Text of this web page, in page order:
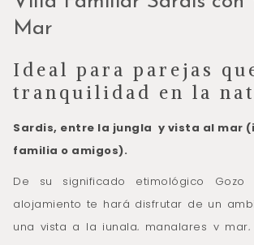
Mar
Ideal para parejas
tranquilidad en la
Sardis, entre la jungla y vista al mar
familia o amigos).
De su significado etimológico Gozo
alojamiento te hará disfrutar de un
una vista a la jungla, manglares y